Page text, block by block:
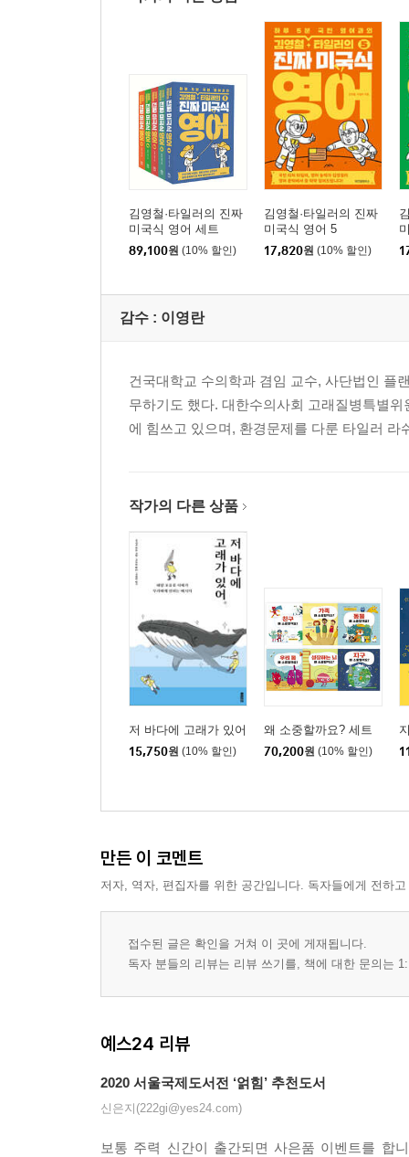
김영철·타일러의 진짜
미국식 영어 세트
89,100원 (10% 할인)
김영철·타일러의 진짜
미국식 영어 5
17,820원 (10% 할인)
감수 : 이영란
건국대학교 수의학과 겸임 교수, 사단법인 플
무하기도 했다. 대한수의사회 고래질병특별
에 힘쓰고 있으며, 환경문제를 다룬 타일러
작가의 다른 상품
저 바다에 고래가 있어
15,750원 (10% 할인)
왜 소중할까요? 세트
70,200원 (10% 할인)
만든 이 코멘트
저자, 역자, 편집자를 위한 공간입니다. 독자들에게 전하
접수된 글은 확인을 거쳐 이 곳에 게재됩니다.
독자 분들의 리뷰는 리뷰 쓰기를, 책에 대한 문의는
예스24 리뷰
2020 서울국제도서전 ‘얽힘’ 추천도서
신은지(222gi@yes24.com)
보통 주력 신간이 출간되면 사은품 이벤트를 합